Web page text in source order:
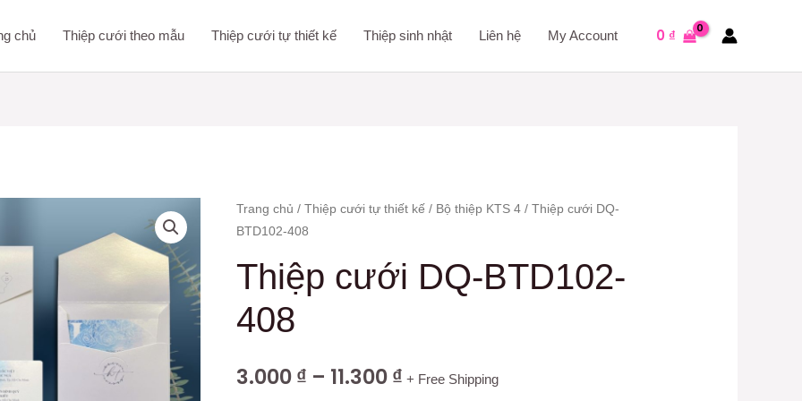
chủ Thiệp cưới theo mẫu Thiệp cưới tự thiết kế Thiệp sinh nhật Liên hệ My Account 0 ₫
Trang chủ / Thiệp cưới tự thiết kế / Bộ thiệp KTS 4 / Thiệp cưới DQ-
BTD102-408
Thiệp cưới DQ-BTD102-
408
3.000₫ – 11.300₫ + Free Shipping
Thiệp
cưới
BTD102-
408
số